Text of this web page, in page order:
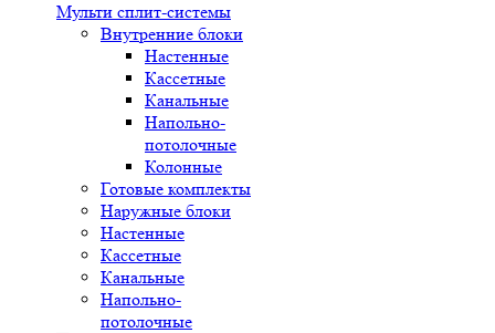
Мульти сплит-системы
Внутренние блоки
Настенные
Кассетные
Канальные
Напольно-
потолочные
Колонные
Готовые комплекты
Наружные блоки
Настенные
Кассетные
Канальные
Напольно-
потолочные